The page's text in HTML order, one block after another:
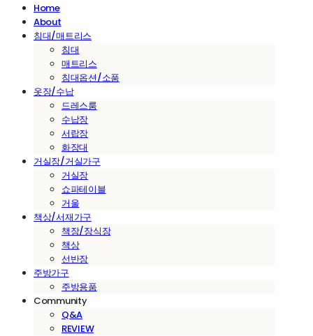
Home
About
침대/매트리스
침대
매트리스
침대옵션/소품
옷장/수납
드레스룸
수납장
서랍장
화장대
거실장/거실가구
거실장
쇼파테이블
거울
책상/서재가구
책장/장식장
책상
선반장
주방가구
주방용품
Community
Q&A
REVIEW